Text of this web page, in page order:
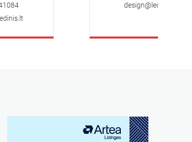
design@ledinis.lt